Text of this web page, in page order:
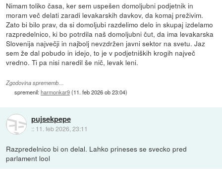
Nimam toliko časa, ker sem uspešen domoljubni podjetnik in
moram več delati zaradi levakarskih davkov, da komaj preživim.
Zato bi bilo prav, da si domoljubi razdelimo delo in skupaj izdelamo
razpredelnico, ki bo potrdila naš domoljubni čut, da ima levakarska
Slovenija največji in najbolj nevzdržen javni sektor na svetu. Jaz
sem že dal pobudo in idejo, to je v podjetniških krogih največ
vredno. Ti pa nisi naredil še nič, levak leni.
Zgodovina sprememb…
spremenil:harmonkar9(11. feb 2026 ob 23:04)
pujsekpepe
:: 11. feb 2026, 23:11
Razpredelnico bi on delal. Lahko prineses se svecko pred
parlament lool